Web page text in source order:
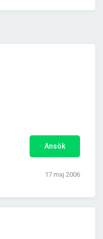
Ansök
17 maj 2006